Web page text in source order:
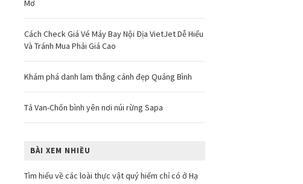
Mơ
Cách Check Giá Vé Máy Bay Nội Địa VietJet Dễ Hiểu
Và Tránh Mua Phải Giá Cao
Khám phá danh lam thắng cảnh đẹp Quảng Bình
Tả Van-Chốn bình yên nơi núi rừng Sapa
BÀI XEM NHIỀU
Tìm hiểu về các loài thực vật quý hiếm chỉ có ở Hạ